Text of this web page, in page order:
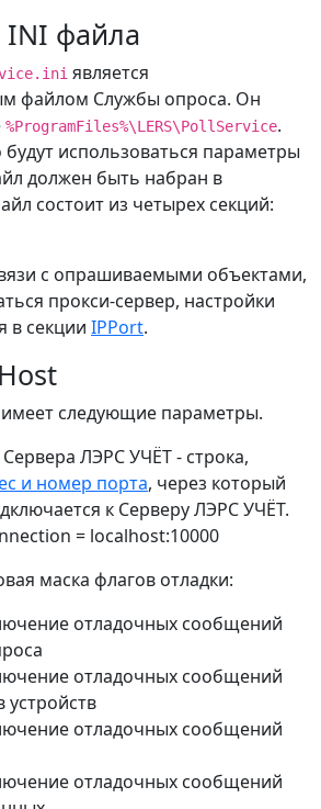
файла
является
файлом Службы опроса. Он
%ProgramFiles%\LERS\PollService.
будут использоваться параметры
должен быть набран в
состоит из четырех секций:
с опрашиваемыми объектами,
прокси-сервер, настройки
в секции IPPort.
имеет следующие параметры.
ЛЭРС УЧЁТ - строка,
и номер порта, через который
к Серверу ЛЭРС УЧЁТ.
= localhost:10000
маска флагов отладки:
отладочных сообщений
отладочных сообщений
устройств
отладочных сообщений
отладочных сообщений